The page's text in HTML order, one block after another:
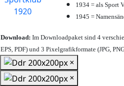
1934 = als Sport
1945 =
Download: Im Downloadpaket sind 4
EPS, PDF) und 3 Pixelgrafikformate (JPG,
×
×